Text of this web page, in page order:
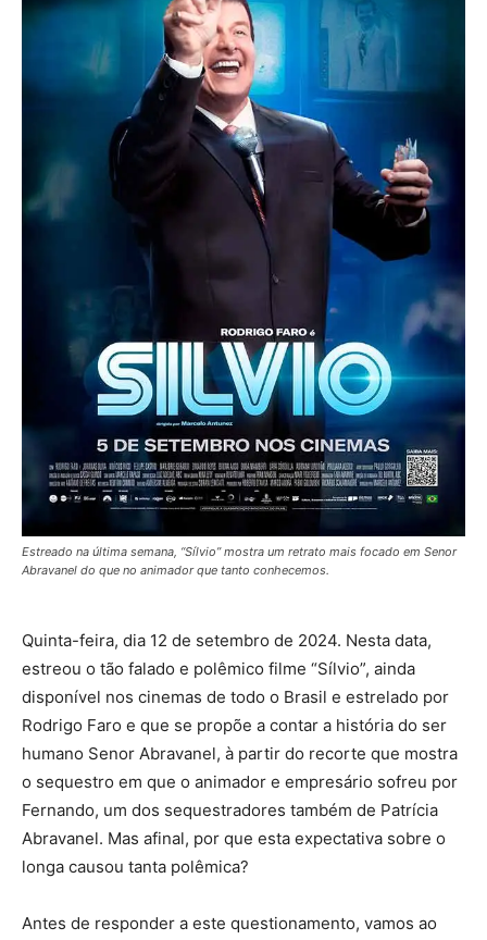
Estreado na última semana, “Sílvio” mostra um retrato mais focado em Senor
Abravanel do que no animador que tanto conhecemos.
Quinta-feira, dia 12 de setembro de 2024. Nesta data,
estreou o tão falado e polêmico filme “Sílvio”, ainda
disponível nos cinemas de todo o Brasil e estrelado por
Rodrigo Faro e que se propõe a contar a história do ser
humano Senor Abravanel, à partir do recorte que mostra
o sequestro em que o animador e empresário sofreu por
Fernando, um dos sequestradores também de Patrícia
Abravanel. Mas afinal, por que esta expectativa sobre o
longa causou tanta polêmica?
Antes de responder a este questionamento, vamos ao